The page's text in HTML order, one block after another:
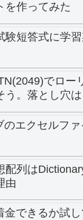
を作ってみた
験短答式に学
でロー
う。落とし穴は
のエクセルフ
配列は
由
金できるか試